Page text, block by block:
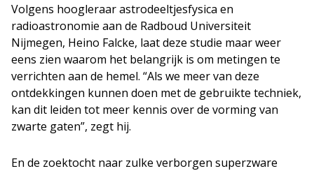
Volgens hoogleraar astrodeeltjesfysica en
radioastronomie aan de Radboud Universiteit
Nijmegen, Heino Falcke, laat deze studie maar weer
eens zien waarom het belangrijk is om metingen te
verrichten aan de hemel. “Als we meer van deze
ontdekkingen kunnen doen met de gebruikte techniek,
kan dit leiden tot meer kennis over de vorming van
zwarte gaten”, zegt hij.
En de zoektocht naar zulke verborgen superzware